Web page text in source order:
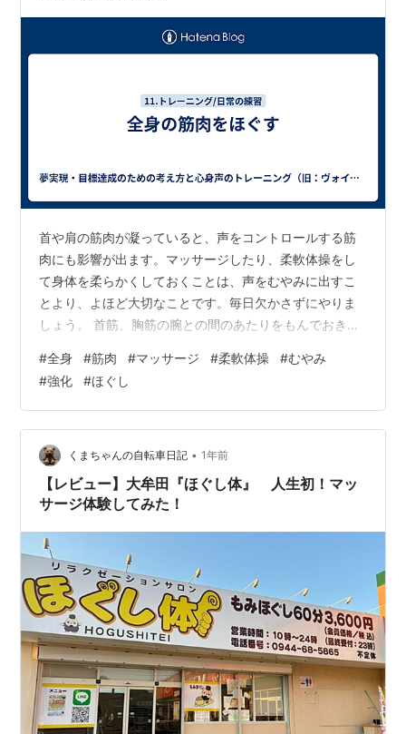
首や肩の筋肉が凝っていると、声をコントロールする筋
肉にも影響が出ます。マッサージしたり、柔軟体操をし
て身体を柔らかくしておくことは、声をむやみに出すこ
とより、よほど大切なことです。毎日欠かさずにやりま
しょう。 首筋、胸筋の腕との間のあたりをもんでおきま
が固い人やいつも凝っている人は、よく全身の筋肉をほ
ぐしておくことです。すると、声と呼吸、身体との関係
がつかみやすくなります。 呼吸や発声のトレーニングで
少しずつ、深い息で深い声を確実に捉えられるように、
結びつきを強化、調整していくのです。
#全身 #筋肉 #マッサージ #柔軟体操 #むやみ
#強化 #ほぐし
くまちゃんの自転車日記 • 1年前
【レビュー】大牟田『ほぐし体』 人生初！マッ
サージ体験してみた！